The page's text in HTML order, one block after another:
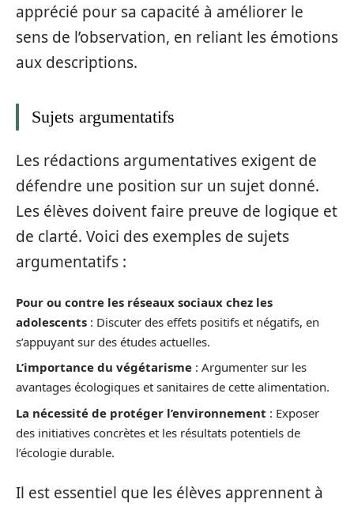
apprécié pour sa capacité à améliorer le
sens de l’observation, en reliant les émotions
aux descriptions.
Sujets argumentatifs
Les rédactions argumentatives exigent de
défendre une position sur un sujet donné.
Les élèves doivent faire preuve de logique et
de clarté. Voici des exemples de sujets
argumentatifs :
Pour ou contre les réseaux sociaux chez les
adolescents : Discuter des effets positifs et négatifs, en
s’appuyant sur des études actuelles.
L’importance du végétarisme : Argumenter sur les
avantages écologiques et sanitaires de cette alimentation.
La nécessité de protéger l’environnement : Exposer
des initiatives concrètes et les résultats potentiels de
l’écologie durable.
Il est essentiel que les élèves apprennent à